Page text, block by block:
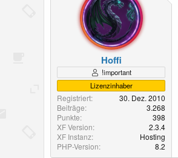
Hoffi
!important
Lizenzinhaber
Registriert
30. Dez. 2010
Beiträge
3.268
Punkte
398
XF Version
2.3.4
XF Instanz
Hosting
PHP-Version
8.2